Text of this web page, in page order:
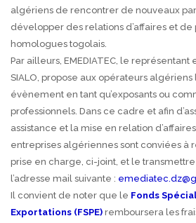
algériens de rencontrer de nouveaux
développer des relations d’affaires et
homologues togolais.
Par ailleurs, EMEDIATEC, le
SIALO, propose aux opérateurs
évènement en tant qu’exposants ou
professionnels. Dans ce cadre et afin
assistance et la mise en relation
entreprises algériennes sont conviées à
prise en charge, ci-joint, et le transmettre
l’adresse mail suivante :
Il convient de noter que le Fonds
Exportations (FSPE) remboursera les